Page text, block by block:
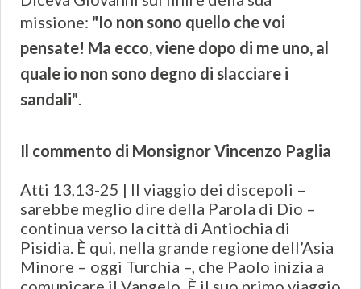
missione: "Io non sono quello che voi
pensate! Ma ecco, viene dopo di me uno, al
quale io non sono degno di slacciare i
sandali".
Il commento di Monsignor Vincenzo Paglia
Atti 13,13-25 | Il viaggio dei discepoli –
sarebbe meglio dire della Parola di Dio –
continua verso la città di Antiochia di
Pisidia. È qui, nella grande regione dell’Asia
Minore – oggi Turchia –, che Paolo inizia a